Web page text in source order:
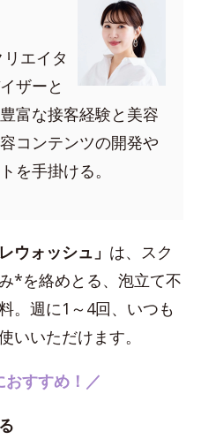
エイタ
ザーと
富な接客経験と美容
コンテンツの開発や
を手掛ける。
ウォッシュ」 は、スク
*を絡めとる、泡立て不
。週に1～4回、いつも
いいただけます。
おすすめ！／